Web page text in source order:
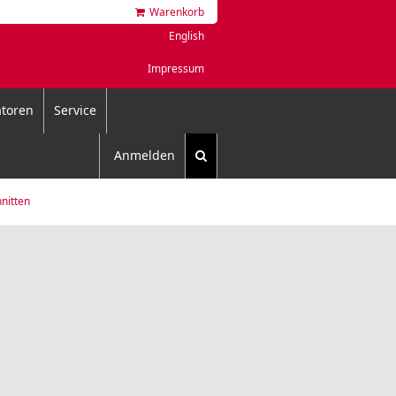
Warenkorb
English
Impressum
Service
Anmelden